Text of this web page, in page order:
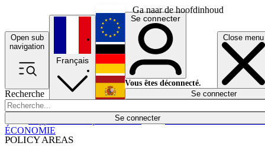
Ga naar de hoofdinhoud
Open sub
navigation
Close menu
Recherche
Se connecter
POLICY AREAS
Économie
Français
English
Deutsch
Español
Se connecter
Vous êtes déconnecté.
Se connecter
ÉCONOMIE